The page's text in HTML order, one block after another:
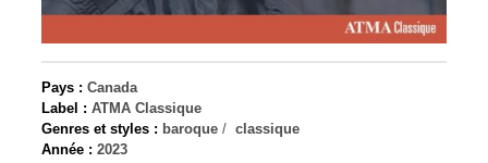
Pays : Canada
Label : ATMA Classique
Genres et styles : baroque / classique
Année : 2023